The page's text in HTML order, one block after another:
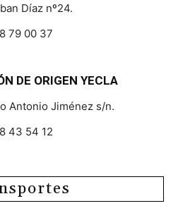
Díaz nº24.
79 00 37
DE ORIGEN YECLA
Antonio Jiménez s/n.
43 54 12